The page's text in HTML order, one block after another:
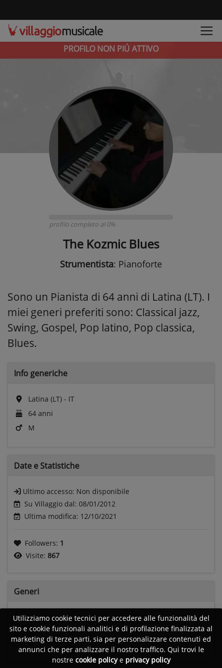
PROFILO NON PIÚ ATTIVO
profilo completo al 0%
The Kozmic Blues
Strumentista: Pianoforte
Sono un Pianista di 64 anni di Latina (LT). I
miei generi preferiti sono: Classical jazz,
Swing, Gospel, Pop latino, Pop classica,
Blues.
Info generiche
Latina (LT) - IT
64 anni
M
Date e Statistiche
Ultimo accesso: Non disponibile
Su Villaggio dal: 08/01/2012
Ultima modifica: 12/10/2021
Followers: 1
Visite: 867
Generi
Classical jazz Swing Gospel Pop latino
Pop classica Blues
Utilizziamo cookie tecnici per accedere alle funzionalità del
sito e cookie funzionali analitici e di profilazione finalizzata al
marketing di terze parti, sia per personalizzare contenuti ed
annunci che per analizzare il nostro traffico. Qui trovi le
nostre cookie policye privacy policy